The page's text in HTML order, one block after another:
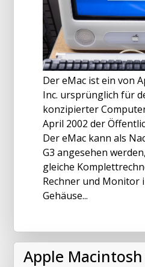
Der eMac ist ein von
Inc. ursprünglich für
konzipierter
April 2002 der
Der eMac kann als
G3 angesehen
gleiche
Rechner und Monitor
Gehäuse...
Apple